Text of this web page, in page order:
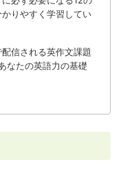
りやすく学習してい
信される英作文課題
なたの英語力の基礎